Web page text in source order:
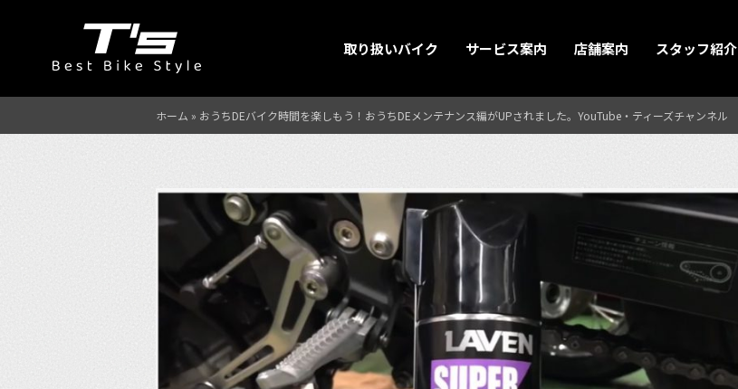
取り扱いバイク サービス案内 店舗案内 スタッフ紹介
ホーム » おうちDEバイク時間を楽しもう！おうちDEメンテナンス編がUPされました。YouTube・ティーズチャンネル